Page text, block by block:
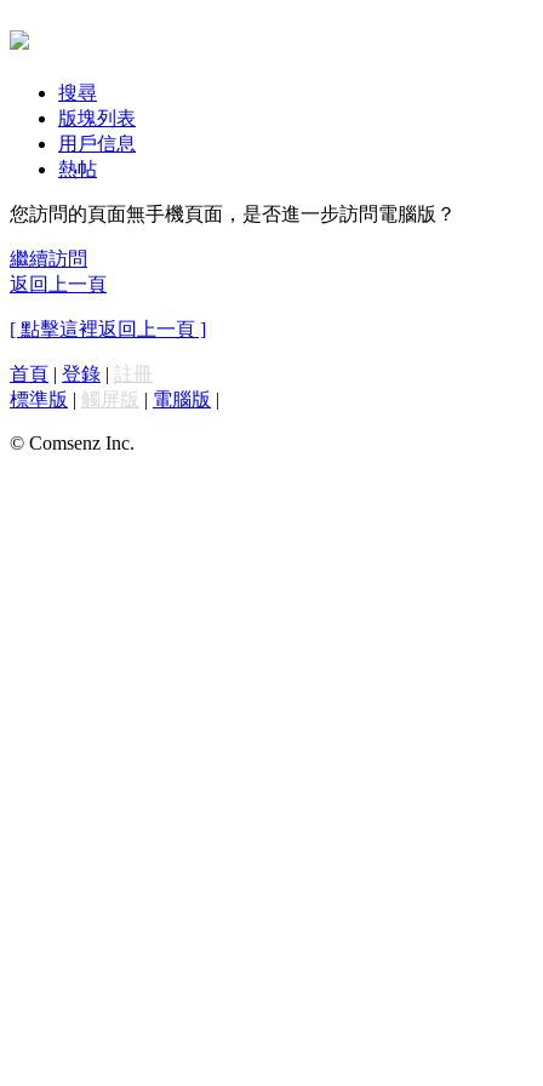
搜尋
版塊列表
用戶信息
熱帖
您訪問的頁面無手機頁面，是否進一步訪問電腦版？
繼續訪問
返回上一頁
[ 點擊這裡返回上一頁 ]
首頁 | 登錄 | 註冊
標準版 | 觸屏版 | 電腦版 |
© Comsenz Inc.